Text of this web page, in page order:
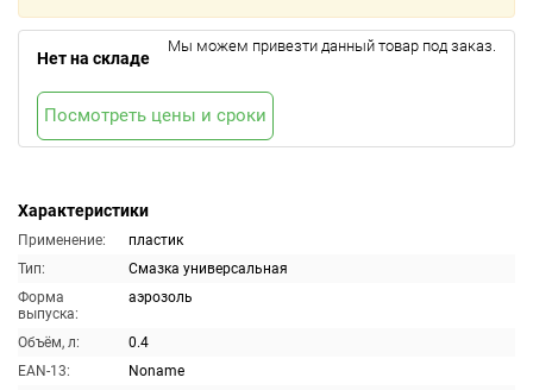
Характеристики
Применение:
пластик
Тип:
Смазка универсальная
Форма
выпуска:
аэрозоль
Объём, л:
0.4
EAN-13:
Noname
Нет на складе
Мы можем привезти данный товар под заказ.
Посмотреть цены и сроки